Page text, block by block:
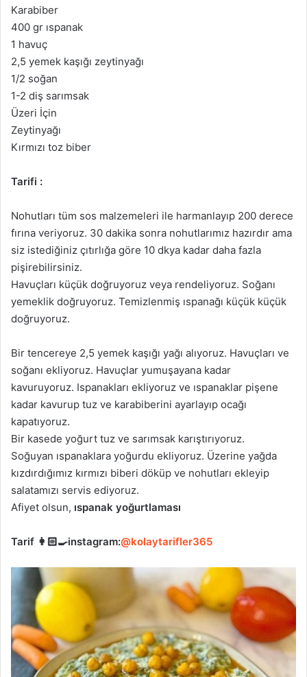
Karabiber
400 gr ıspanak
1 havuç
2,5 yemek kaşığı zeytinyağı
1/2 soğan
1-2 diş sarımsak
Üzeri İçin
Zeytinyağı
Kırmızı toz biber
Tarifi :
Nohutları tüm sos malzemeleri ile harmanlayıp 200 derece
fırına veriyoruz. 30 dakika sonra nohutlarımız hazırdır ama
siz istediğiniz çıtırlığa göre 10 dkya kadar daha fazla
pişirebilirsiniz.
Havuçları küçük doğruyoruz veya rendeliyoruz. Soğanı
yemeklik doğruyoruz. Temizlenmiş ıspanağı küçük küçük
doğruyoruz.
Bir tencereye 2,5 yemek kaşığı yağı alıyoruz. Havuçları ve
soğanı ekliyoruz. Havuçlar yumuşayana kadar
kavuruyoruz. Ispanakları ekliyoruz ve ıspanaklar pişene
kadar kavurup tuz ve karabiberini ayarlayıp ocağı
kapatıyoruz.
Bir kasede yoğurt tuz ve sarımsak karıştırıyoruz.
Soğuyan ıspanaklara yoğurdu ekliyoruz. Üzerine yağda
kızdırdığımız kırmızı biberi döküp ve nohutları ekleyip
salatamızı servis ediyoruz.
Afiyet olsun, ıspanak yoğurtlaması
Tarif 👩🏻‍🍳instagram:@kolaytarifler365